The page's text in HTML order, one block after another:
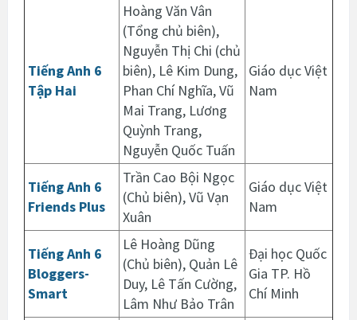
Tiếng Anh 6
Tập Hai
Hoàng Văn Vân
(Tổng chủ biên),
Nguyễn Thị Chi (chủ
biên), Lê Kim Dung,
Phan Chí Nghĩa, Vũ
Mai Trang, Lương
Quỳnh Trang,
Nguyễn Quốc Tuấn
Giáo dục Việt
Nam
Tiếng Anh 6
Friends Plus
Trần Cao Bội Ngọc
(Chủ biên), Vũ Vạn
Xuân
Giáo dục Việt
Nam
Tiếng Anh 6
Bloggers-
Smart
Lê Hoàng Dũng
(Chủ biên), Quản Lê
Duy, Lê Tấn Cường,
Lâm Như Bảo Trân
Đại học Quốc
Gia TP. Hồ
Chí Minh